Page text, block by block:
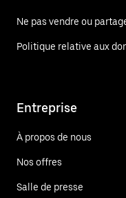
Ne pas vendre ou
Politique relative aux
Entreprise
À propos de nous
Nos offres
Salle de presse